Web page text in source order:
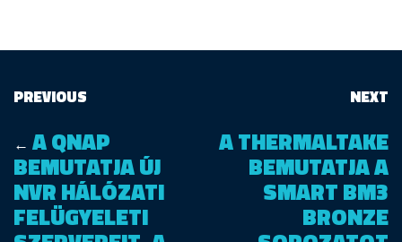
PREVIOUS
← A QNAP
BEMUTATJA ÚJ
NVR HÁLÓZATI
FELÜGYELETI
NEXT
A THERMALTAKE
BEMUTATJA A
SMART BM3
BRONZE